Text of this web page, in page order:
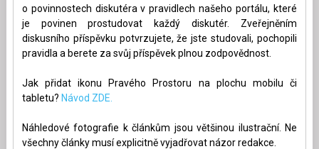
o povinnostech diskutéra v pravidlech našeho portálu, které
je povinen prostudovat každý diskutér. Zveřejněním
diskusního příspěvku potvrzujete, že jste studovali, pochopili
pravidla a berete za svůj příspěvek plnou zodpovědnost.
Jak přidat ikonu Pravého Prostoru na plochu mobilu či
tabletu? Návod ZDE.
Náhledové fotografie k článkům jsou většinou ilustrační. Ne
všechny články musí explicitně vyjadřovat názor redakce.